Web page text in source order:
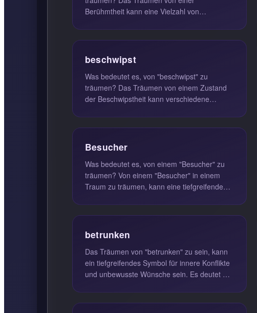
Berühmtheit kann eine Vielzahl von
beschwipst
Was bedeutet es, von "beschwipst" zu
träumen? Das Träumen von einem Zustand
der Beschwipstheit kann verschiedene
Besucher
Was bedeutet es, von einem "Besucher" zu
träumen? Von einem "Besucher" in einem
Traum zu träumen, kann eine tiefgreifende
betrunken
Das Träumen von "betrunken" zu sein, kann
ein tiefgreifendes Symbol für innere Konflikte
und unbewusste Wünsche sein. Es deutet oft